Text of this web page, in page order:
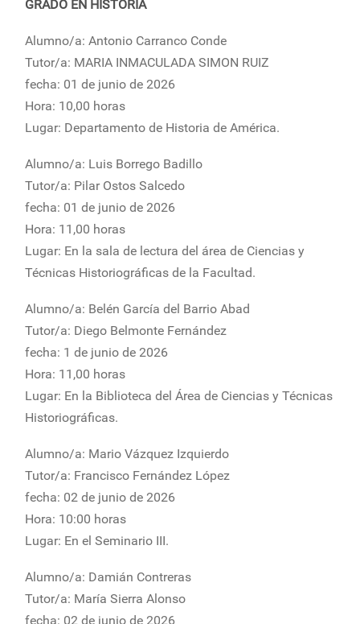
GRADO EN HISTORIA
Alumno/a: Antonio Carranco Conde
Tutor/a: MARIA INMACULADA SIMON RUIZ
fecha: 01 de junio de 2026
Hora: 10,00 horas
Lugar: Departamento de Historia de América.
Alumno/a: Luis Borrego Badillo
Tutor/a: Pilar Ostos Salcedo
fecha: 01 de junio de 2026
Hora: 11,00 horas
Lugar: En la sala de lectura del área de Ciencias y
Técnicas Historiográficas de la Facultad.
Alumno/a: Belén García del Barrio Abad
Tutor/a: Diego Belmonte Fernández
fecha: 1 de junio de 2026
Hora: 11,00 horas
Lugar: En la Biblioteca del Área de Ciencias y Técnicas
Historiográficas.
Alumno/a: Mario Vázquez Izquierdo
Tutor/a: Francisco Fernández López
fecha: 02 de junio de 2026
Hora: 10:00 horas
Lugar: En el Seminario III.
Alumno/a: Damián Contreras
Tutor/a: María Sierra Alonso
fecha: 02 de junio de 2026